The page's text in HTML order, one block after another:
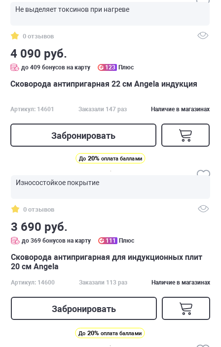
Не выделяет токсинов при нагреве
0 отзывов
4 090 руб.
до 409 бонусов на карту 123 Плюс
Сковорода антипригарная 22 см Angela индукция
Артикул: 14601 Заказали 147 раз Наличие в магазинах
Забронировать
До 20% оплата баллами
Износостойкое покрытие
0 отзывов
3 690 руб.
до 369 бонусов на карту 111 Плюс
Сковорода антипригарная для индукционных плит
20 см Angela
Артикул: 14600 Заказали 113 раз Наличие в магазинах
Забронировать
До 20% оплата баллами